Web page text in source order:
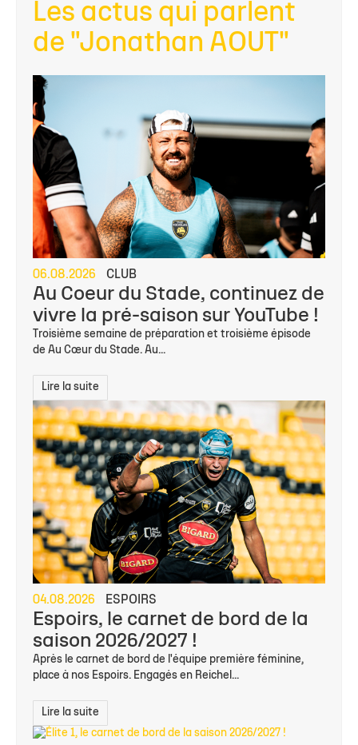
Les actus qui parlent
de "Jonathan AOUT"
06.08.2026 CLUB
Au Coeur du Stade, continuez de
vivre la pré-saison sur YouTube !
Troisième semaine de préparation et troisième épisode
de Au Cœur du Stade. Au...
Lire la suite
04.08.2026 ESPOIRS
Espoirs, le carnet de bord de la
saison 2026/2027 !
Après le carnet de bord de l'équipe première féminine,
place à nos Espoirs. Engagés en Reichel...
Lire la suite